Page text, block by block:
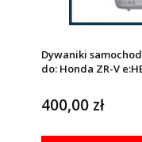
Dywaniki
do: Honda ZR-V
400,00 zł